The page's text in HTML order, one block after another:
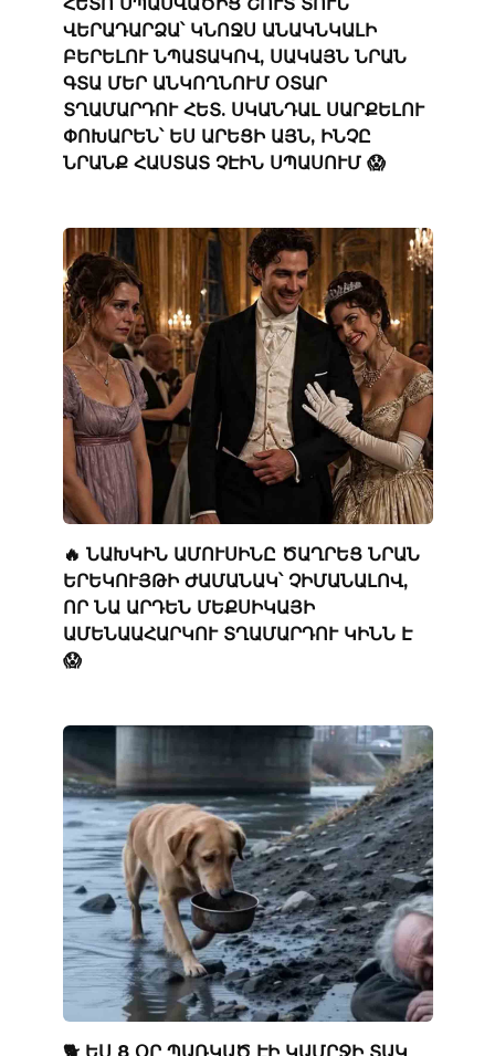
ՎԵՐԱԴԱՐՁԱ՝ ԿՆՈՋՍ ԱՆԱԿՆԿԱԼԻ
ԲԵՐԵԼՈՒ ՆՊԱՏԱԿՈՎ, ՍԱԿԱՅՆ ՆՐԱՆ
ԳՏԱ ՄԵՐ ԱՆԿՈՂՆՈՒՄ ՕՏԱՐ
ՏՂԱՄԱՐԴՈՒ ՀԵՏ. ՍԿԱՆԴԱԼ ՍԱՐՔԵԼՈՒ
ՓՈԽԱՐԵՆ՝ ԵՍ ԱՐԵՑԻ ԱՅՆ, ԻՆՉԸ
ՆՐԱՆՔ ՀԱՍՏԱՏ ՉԷԻՆ ՍՊԱՍՈՒՄ 😱
🔥 ՆԱԽԿԻՆ ԱՄՈՒՍԻՆԸ ԾԱՂՐԵՑ ՆՐԱՆ
ԵՐԵԿՈՒՅԹԻ ԺԱՄԱՆԱԿ՝ ՉԻՄԱՆԱԼՈՎ,
ՈՐ ՆԱ ԱՐԴԵՆ ՄԵՔՍԻԿԱՅԻ
ԱՄԵՆԱԱՀԱՐԿՈՒ ՏՂԱՄԱՐԴՈՒ ԿԻՆՆ Է
😱